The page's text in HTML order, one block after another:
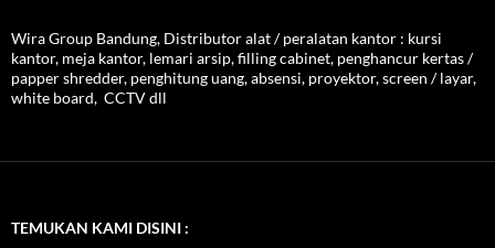
Wira Group Bandung, Distributor alat / peralatan kantor : kursi
kantor, meja kantor, lemari arsip, filling cabinet, penghancur kertas /
papper shredder, penghitung uang, absensi, proyektor, screen / layar,
white board, CCTV dll
TEMUKAN KAMI DISINI :